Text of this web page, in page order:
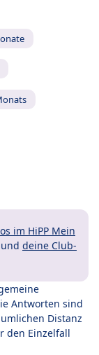
im HiPP Mein
und deine Club-
Antworten sind
Distanz
den Einzelfall